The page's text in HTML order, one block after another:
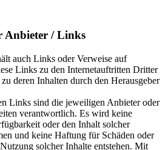
Anbieter / Links
auch Links oder Verweise auf
Links zu den Internetauftritten Dritter
deren Inhalten durch den Herausgeber
Links sind die jeweiligen Anbieter oder
verantwortlich. Es wird keine
oder den Inhalt solcher
und keine Haftung für Schäden oder
solcher Inhalte entstehen. Mit